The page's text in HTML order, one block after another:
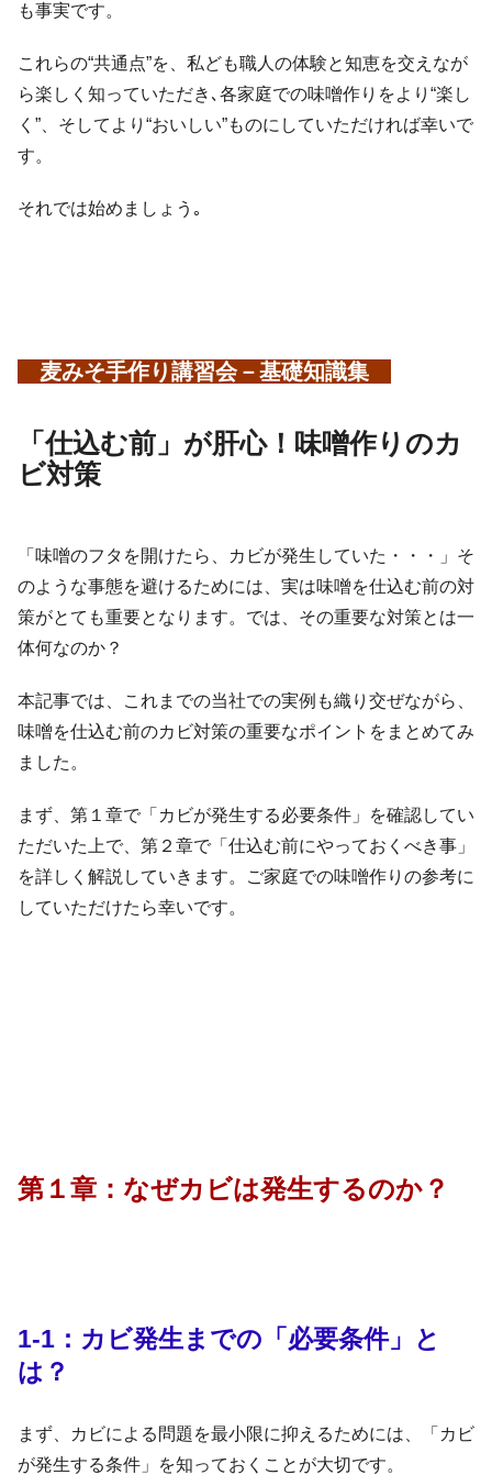
も事実です。
これらの“共通点”を、私ども職人の体験と知恵を交えなが
ら楽しく知っていただき､各家庭での味噌作りをより“楽し
く”、そしてより“おいしい”ものにしていただければ幸いで
す。
それでは始めましょう｡
麦みそ手作り講習会－基礎知識集
「仕込む前」が肝心！味噌作りのカ
ビ対策
「味噌のフタを開けたら、カビが発生していた・・・」そ
のような事態を避けるためには、実は味噌を仕込む前の対
策がとても重要となります。では、その重要な対策とは一
体何なのか？
本記事では、これまでの当社での実例も織り交ぜながら、
味噌を仕込む前のカビ対策の重要なポイントをまとめてみ
ました。
まず、第１章で「カビが発生する必要条件」を確認してい
ただいた上で、第２章で「仕込む前にやっておくべき事」
を詳しく解説していきます。ご家庭での味噌作りの参考に
していただけたら幸いです。
第１章：なぜカビは発生するのか？
1-1：カビ発生までの「必要条件」と
は？
まず、カビによる問題を最小限に抑えるためには、「カビ
が発生する条件」を知っておくことが大切です。